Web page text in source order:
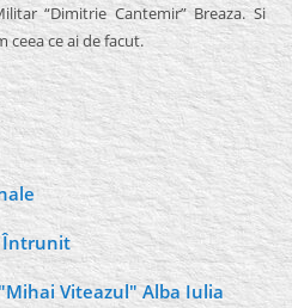
“Dimitrie Cantemir” Breaza. Si
ceea ce ai de facut.
Întrunit
Viteazul" Alba Iulia